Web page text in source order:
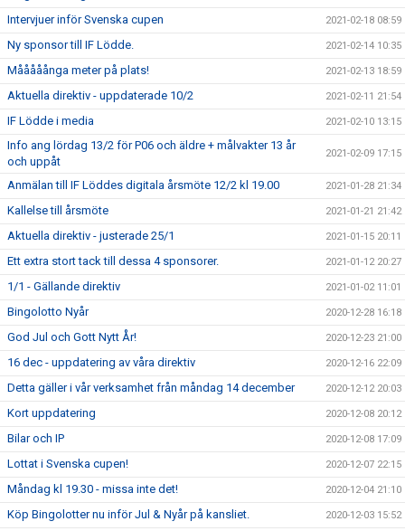
Intervjuer inför Svenska cupen 2021-02-18 08:59
Ny sponsor till IF Lödde. 2021-02-14 10:35
Mååååånga meter på plats! 2021-02-13 18:59
Aktuella direktiv - uppdaterade 10/2 2021-02-11 21:54
IF Lödde i media 2021-02-10 13:15
Info ang lördag 13/2 för P06 och äldre + målvakter 13 år
och uppåt
2021-02-09 17:15
Anmälan till IF Löddes digitala årsmöte 12/2 kl 19.00 2021-01-28 21:34
Kallelse till årsmöte 2021-01-21 21:42
Aktuella direktiv - justerade 25/1 2021-01-15 20:11
Ett extra stort tack till dessa 4 sponsorer. 2021-01-12 20:27
1/1 - Gällande direktiv 2021-01-02 11:01
Bingolotto Nyår 2020-12-28 16:18
God Jul och Gott Nytt År! 2020-12-23 21:00
16 dec - uppdatering av våra direktiv 2020-12-16 22:09
Detta gäller i vår verksamhet från måndag 14 december 2020-12-12 20:03
Kort uppdatering 2020-12-08 20:12
Bilar och IP 2020-12-08 17:09
Lottat i Svenska cupen! 2020-12-07 22:15
Måndag kl 19.30 - missa inte det! 2020-12-04 21:10
Köp Bingolotter nu inför Jul & Nyår på kansliet. 2020-12-03 15:52